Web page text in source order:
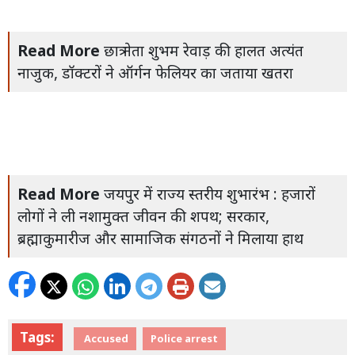
Read More छात्र नेता शुभम रेवाड़ की हालत अत्यंत
नाजुक, डॉक्टरों ने ऑर्गन फेलियर का जताया खतरा
Read More जयपुर में राज्य स्तरीय शुभारंभ : हजारों
लोगों ने ली नशामुक्त जीवन की शपथ; सरकार,
ब्रह्माकुमारीज और सामाजिक संगठनों ने मिलाया हाथ
Tags: Accused Police arrest